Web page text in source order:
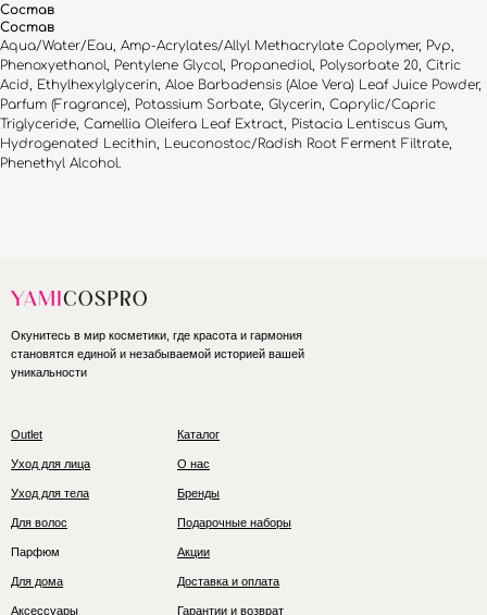
Состав
Состав
Aqua/Water/Eau, Amp-Acrylates/Allyl Methacrylate Copolymer, Pvp,
Phenoxyethanol, Pentylene Glycol, Propanediol, Polysorbate 20, Citric
Acid, Ethylhexylglycerin, Aloe Barbadensis (Aloe Vera) Leaf Juice Powder,
Parfum (Fragrance), Potassium Sorbate, Glycerin, Caprylic/Capric
Triglyceride, Camellia Oleifera Leaf Extract, Pistacia Lentiscus Gum,
Hydrogenated Lecithin, Leuconostoc/Radish Root Ferment Filtrate,
Phenethyl Alcohol.
Outlet
Окунитесь в мир косметики, где красота и гармония
становятся единой и незабываемой историей вашей
уникальности
Уход для лица
Уход для тела
Для волос
Парфюм
Для дома
Аксессуары
Каталог
О нас
Бренды
Подарочные наборы
Акции
Доставка и оплата
Гарантии и возврат